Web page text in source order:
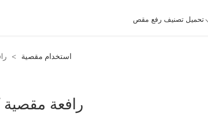
تحميل تصنيف رفع مقص
استخدام مقصية >
رافعة مقصية